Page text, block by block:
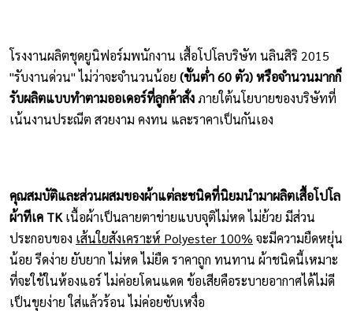
ตัวอย่างปกเสื้อโปโล
ตัวอย่างแขนเสื้อโปโล
โรงงานผลิตชุดยูนิฟอร์มพนักงาน เสื้อโปโลบริษัท นลินสิริ 2015
"รับงานด่วน" ไม่ว่าจะจำนวนน้อย (ขั้นต่ำ 60 ตัว) หรือจำนวนมากก็
รับผลิตแบบทำตามออเดอร์ที่ลูกค้าสั่งภายใต้นโยบายของบริษัทที่
เน้นงานประณีต สวยงาม คงทน และราคาเป็นกันเอง
คุณสมบัติและส่วนผสมของผ้าแต่ละชนิดที่นิยมนำมาผลิตเสื้อโปโล
ผ้าทีเค TKเนื้อผ้าเป็นลายตาข่ายแบบจุติไม่หด ไม่ย้วย มีส่วน
ประกอบของ เส้นใยสังเคราะห์ Polyester 100% จะมีความยืดหยุ่น
น้อย รีดง่าย ยับยาก ไม่หด ไม่ยืด ราคาถูก ทนทาน ผ้าชนิดนี้เหมาะ
ที่จะใช้ในห้องแอร์ ไม่ค่อยโดนแดด ข้อเสียคือระบายอากาศได้ไม่ดี
เป็นขุยง่าย ใส่แล้วร้อน ไม่ค่อยซับเหงื่อ